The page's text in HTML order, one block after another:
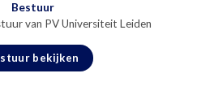
Bestuur
van PV Universiteit Leiden
bekijken